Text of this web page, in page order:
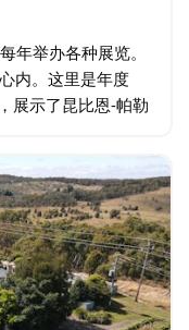
年举办各种展览。
内。这里是年度
展示了昆比恩-帕勒